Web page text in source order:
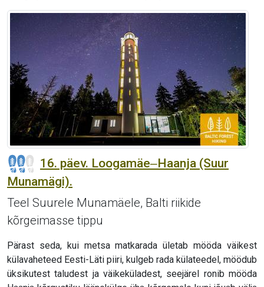
16. päev. Loogamäe‒Haanja (Suur
Munamägi).
Teel Suurele Munamäele, Balti riikide
kõrgeimasse tippu
Pärast seda, kui metsa matkarada ületab mööda väikest
külavaheteed Eesti-Läti piiri, kulgeb rada külateedel, möödub
üksikutest taludest ja väikeküladest, seejärel ronib mööda